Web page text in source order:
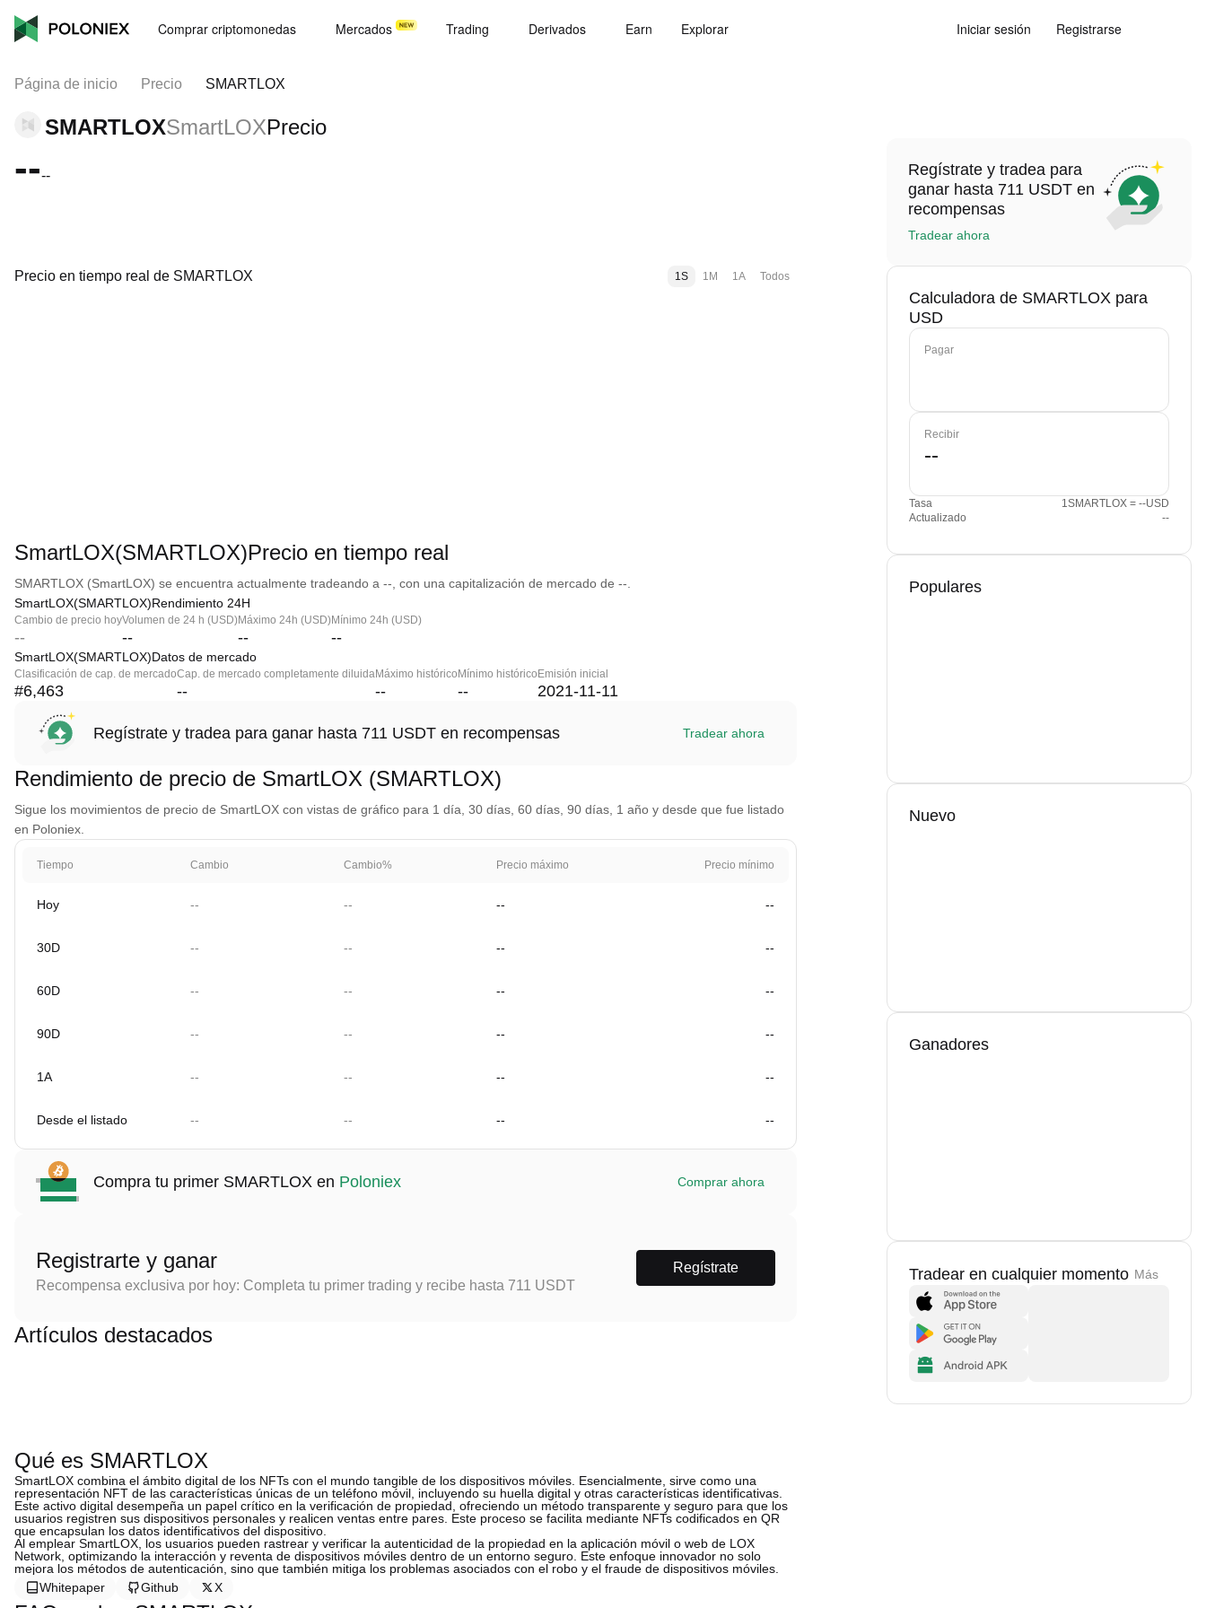
Comprar criptomonedas Mercados Trading Derivados Earn Explorar Iniciar sesión Registrarse
Página de inicio Precio SMARTLOX
SMARTLOXSmartLOXPrecio
----
Precio en tiempo real de SMARTLOX 1S 1M 1A Todos
SmartLOX(SMARTLOX)Precio en tiempo real
SMARTLOX (SmartLOX) se encuentra actualmente tradeando a --, con una capitalización de mercado de --.
SmartLOX(SMARTLOX)Rendimiento 24H
Cambio de precio hoy
--
Volumen de 24 h (USD)
--
Máximo 24h (USD)
--
Mínimo 24h (USD)
--
SmartLOX(SMARTLOX)Datos de mercado
Clasificación de cap. de mercado
#6,463
Cap. de mercado completamente diluida
--
Máximo histórico
--
Mínimo histórico
--
Emisión inicial
2021-11-11
Regístrate y tradea para ganar hasta 711 USDT en recompensas Tradear ahora
Rendimiento de precio de SmartLOX (SMARTLOX)
Sigue los movimientos de precio de SmartLOX con vistas de gráfico para 1 día, 30 días, 60 días, 90 días, 1 año y desde que fue listado
en Poloniex.
Tiempo Cambio Cambio% Precio máximo Precio mínimo
Hoy -- -- -- --
30D -- -- -- --
60D -- -- -- --
90D -- -- -- --
1A -- -- -- --
Desde el listado -- -- -- --
Compra tu primer SMARTLOX en Poloniex Comprar ahora
Registrarte y ganar
Recompensa exclusiva por hoy: Completa tu primer trading y recibe hasta 711 USDT
Regístrate
Artículos destacados
Qué es SMARTLOX
SmartLOX combina el ámbito digital de los NFTs con el mundo tangible de los dispositivos móviles. Esencialmente, sirve como una
representación NFT de las características únicas de un teléfono móvil, incluyendo su huella digital y otras características identificativas.
Este activo digital desempeña un papel crítico en la verificación de propiedad, ofreciendo un método transparente y seguro para que los
usuarios registren sus dispositivos personales y realicen ventas entre pares. Este proceso se facilita mediante NFTs codificados en QR
que encapsulan los datos identificativos del dispositivo.
Al emplear SmartLOX, los usuarios pueden rastrear y verificar la autenticidad de la propiedad en la aplicación móvil o web de LOX
Network, optimizando la interacción y reventa de dispositivos móviles dentro de un entorno seguro. Este enfoque innovador no solo
mejora los métodos de autenticación, sino que también mitiga los problemas asociados con el robo y el fraude de dispositivos móviles.
Whitepaper
Github X
Regístrate y tradea para
ganar hasta 711 USDT en
recompensas
Tradear ahora
Calculadora de SMARTLOX para
USD
Pagar
Recibir
Tasa
1SMARTLOX = --USD
Actualizado
--
Populares
Nuevo
Ganadores
Tradear en cualquier momento Más